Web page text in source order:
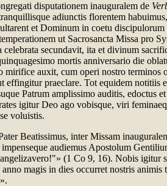
disputationem inauguralem de
adiunctis florentem
et Dominum in coetu discipulorum
ut Sacrosancta Missa pro
celebrata secundavit, ita et divinum
mortis anniversario die
mirifice auxit, cum operi nostro terminos
effingitur praeclare. Tot equidem notitiis
Patrum amplissimo auditis, edoctus
igitur Deo ago vobisque, viri
voluistis.
Beatissimus, inter Missam
audiemus Apostolum
(1 Co 9, 16). Nobis igitur
magis in dies occurret nostris